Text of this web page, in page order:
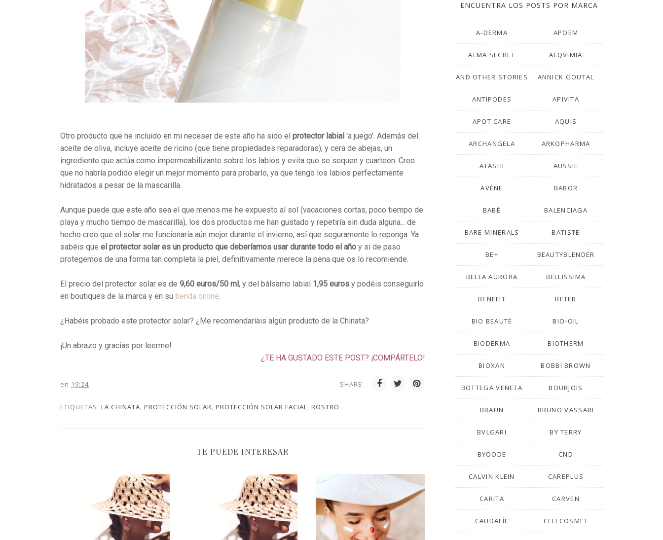
Otro producto que he incluido en mi neceser de este año ha sido el protector labial 'a juego'. Además del
aceite de oliva, incluye aceite de ricino (que tiene propiedades reparadoras), y cera de abejas, un
ingrediente que actúa como impermeabilizante sobre los labios y evita que se sequen y cuarteen. Creo
que no habría podido elegir un mejor momento para probarlo, ya que tengo los labios perfectamente
hidratados a pesar de la mascarilla.
Aunque puede que este año sea el que menos me he expuesto al sol (vacaciones cortas, poco tiempo de
playa y mucho tiempo de mascarilla), los dos productos me han gustado y repetiría sin duda alguna... de
hecho creo que el solar me funcionaría aún mejor durante el invierno, así que seguramente lo reponga. Ya
sabéis que el protector solar es un producto que deberíamos usar durante todo el año y si de paso
protegemos de una forma tan completa la piel, definitivamente merece la pena que os lo recomiende.
El precio del protector solar es de 9,60 euros/50 ml, y del bálsamo labial 1,95 euros y podéis conseguirlo
en boutiques de la marca y en su tienda online.
¿Habéis probado este protector solar? ¿Me recomendaríais algún producto de la Chinata?
¡Un abrazo y gracias por leerme!
¿TE HA GUSTADO ESTE POST? ¡COMPÁRTELO!
en 19:24 SHARE:
ETIQUETAS: LA CHINATA, PROTECCIÓN SOLAR, PROTECCIÓN SOLAR FACIAL, ROSTRO
TE PUEDE INTERESAR
ENCUENTRA LOS POSTS POR MARCA
A-DERMA APOEM
ALMA SECRET ALQVIMIA
AND OTHER STORIES ANNICK GOUTAL
ANTIPODES APIVITA
APOT.CARE AQUIS
ARCHANGELA ARKOPHARMA
ATASHI AUSSIE
AVÈNE BABOR
BABÉ BALENCIAGA
BARE MINERALS BATISTE
BE+ BEAUTYBLENDER
BELLA AURORA BELLISSIMA
BENEFIT BETER
BIO BEAUTÉ BIO-OIL
BIODERMA BIOTHERM
BIOXAN BOBBI BROWN
BOTTEGA VENETA BOURJOIS
BRAUN BRUNO VASSARI
BVLGARI BY TERRY
BYOODE CND
CALVIN KLEIN CAREPLUS
CARITA CARVEN
CAUDALÍE CELLCOSMET